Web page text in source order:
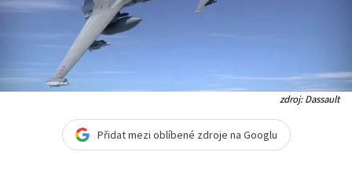
zdroj: Dassault
Přidat mezi oblíbené zdroje na Googlu